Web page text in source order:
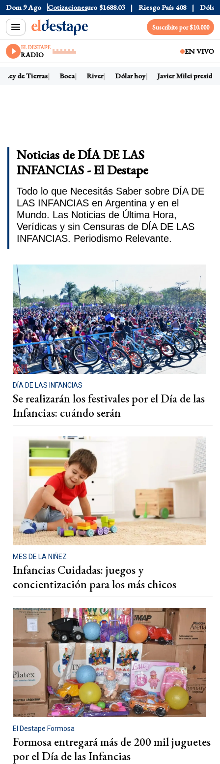
Dom 9 Ago Cotizaciones
CCL $1580.7 Euro $1688.03 Riesgo País 408 Dólar
Suscribite por $10.000
EL DESTAPE
RADIO EN VIVO
de Tierras Boca River Dólar hoy Javier Milei presidente
Noticias de DÍA DE LAS
INFANCIAS - El Destape
Todo lo que Necesitás Saber sobre DÍA DE
LAS INFANCIAS en Argentina y en el
Mundo. Las Noticias de Última Hora,
Verídicas y sin Censuras de DÍA DE LAS
INFANCIAS. Periodismo Relevante.
DÍA DE LAS INFANCIAS
Se realizarán los festivales por el Día de las
Infancias: cuándo serán
MES DE LA NIÑEZ
Infancias Cuidadas: juegos y
concientización para los más chicos
El Destape Formosa
Formosa entregará más de 200 mil juguetes
por el Día de las Infancias